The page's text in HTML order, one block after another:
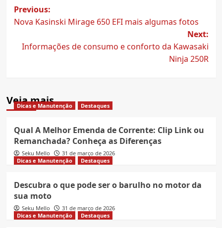
Post
navigation
Previous:
Nova Kasinski Mirage 650 EFI mais algumas fotos
Next:
Informações de consumo e conforto da Kawasaki
Ninja 250R
Veja mais
Dicas e Manutenção Destaques
Qual A Melhor Emenda de Corrente: Clip Link ou
Remanchada? Conheça as Diferenças
Seku Mello
31 de março de 2026
Dicas e Manutenção
Destaques
Descubra o que pode ser o barulho no motor da
sua moto
Seku Mello
31 de março de 2026
Dicas e Manutenção
Destaques